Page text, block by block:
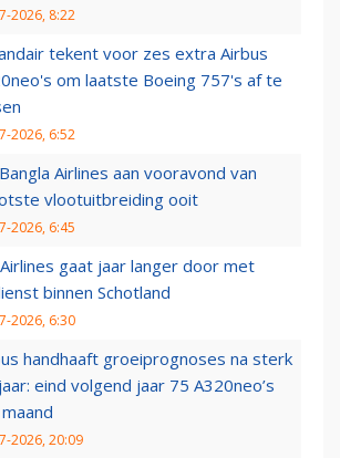
2026, 8:22
tekent voor zes extra Airbus
om laatste Boeing 757's af te
2026, 6:52
Airlines aan vooravond van
vlootuitbreiding ooit
2026, 6:45
gaat jaar langer door met
binnen Schotland
2026, 6:30
handhaaft groeiprognoses na sterk
eind volgend jaar 75 A320neo’s
2026, 20:09